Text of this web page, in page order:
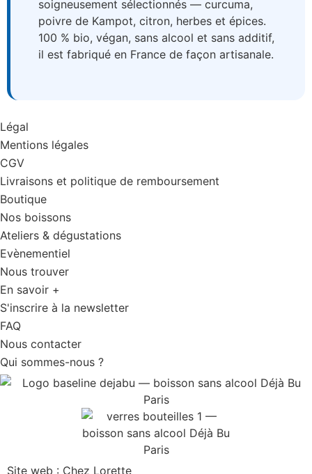
soigneusement sélectionnés — curcuma,
poivre de Kampot, citron, herbes et épices.
100 % bio, végan, sans alcool et sans additif,
il est fabriqué en France de façon artisanale.
Légal
Mentions légales
CGV
Livraisons et politique de remboursement
Boutique
Nos boissons
Ateliers & dégustations
Evènementiel
Nous trouver
En savoir +
S'inscrire à la newsletter
FAQ
Nous contacter
Qui sommes-nous ?
Site web : Chez Lorette